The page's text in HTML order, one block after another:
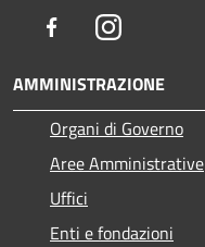
FacebookInstagram
AMMINISTRAZIONE
Organi di Governo
Aree Amministrative
Uffici
Enti e fondazioni